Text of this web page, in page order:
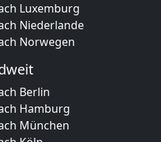
Luxemburg
Niederlande
Norwegen
Berlin
Hamburg
München